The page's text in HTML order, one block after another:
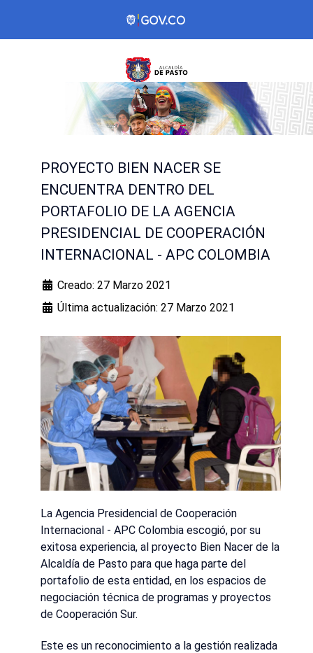
PROYECTO BIEN NACER SE
ENCUENTRA DENTRO DEL
PORTAFOLIO DE LA AGENCIA
PRESIDENCIAL DE COOPERACIÓN
INTERNACIONAL - APC COLOMBIA
Creado: 27 Marzo 2021
Última actualización: 27 Marzo 2021
La Agencia Presidencial de Cooperación
Internacional - APC Colombia escogió, por su
exitosa experiencia, al proyecto Bien Nacer de la
Alcaldía de Pasto para que haga parte del
portafolio de esta entidad, en los espacios de
negociación técnica de programas y proyectos
de Cooperación Sur.
Este es un reconocimiento a la gestión realizada